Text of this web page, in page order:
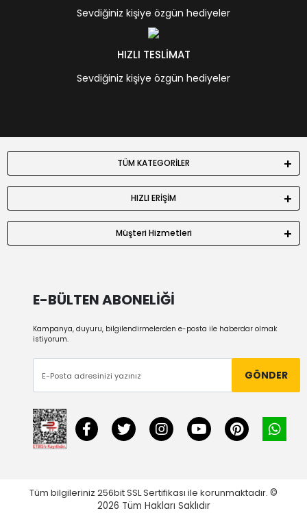
Sevdiğiniz kişiye özgün hediyeler
HIZLI TESLİMAT
Sevdiğiniz kişiye özgün hediyeler
TÜM KATEGORİLER
HIZLI ERİŞİM
Müşteri Hizmetleri
E-BÜLTEN ABONELİĞİ
Kampanya, duyuru, bilgilendirmelerden e-posta ile haberdar olmak
istiyorum.
GÖNDER
Tüm bilgileriniz 256bit SSL Sertifikası ile korunmaktadır. ©
2026 Tüm Hakları Saklıdır